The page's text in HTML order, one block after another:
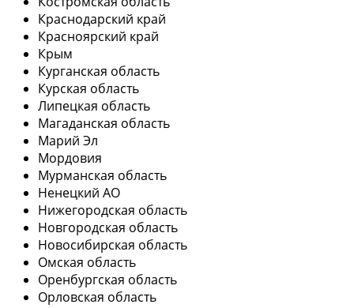
Краснодарский край
Красноярский край
Крым
Курганская область
Курская область
Липецкая область
Магаданская область
Марий Эл
Мордовия
Мурманская область
Ненецкий АО
Нижегородская область
Новгородская область
Новосибирская область
Омская область
Оренбургская область
Орловская область